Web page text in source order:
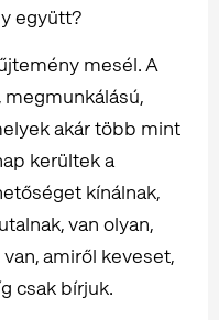
együtt?
mesél. A
akár több mint
kerültek a
kínálnak,
van olyan,
amiről keveset,
csak bírjuk.